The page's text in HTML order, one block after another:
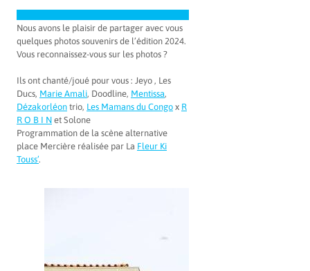
Nous avons le plaisir de partager avec vous
quelques photos souvenirs de l’édition 2024.
Vous reconnaissez-vous sur les photos ?
Ils ont chanté/joué pour vous : Jeyo , Les
Ducs, Marie Amali, Doodline, Mentissa,
Dézakorléon trio, Les Mamans du Congo x R
R O B I N et Solone
Programmation de la scène alternative
place Mercière réalisée par La Fleur Ki
Touss’.